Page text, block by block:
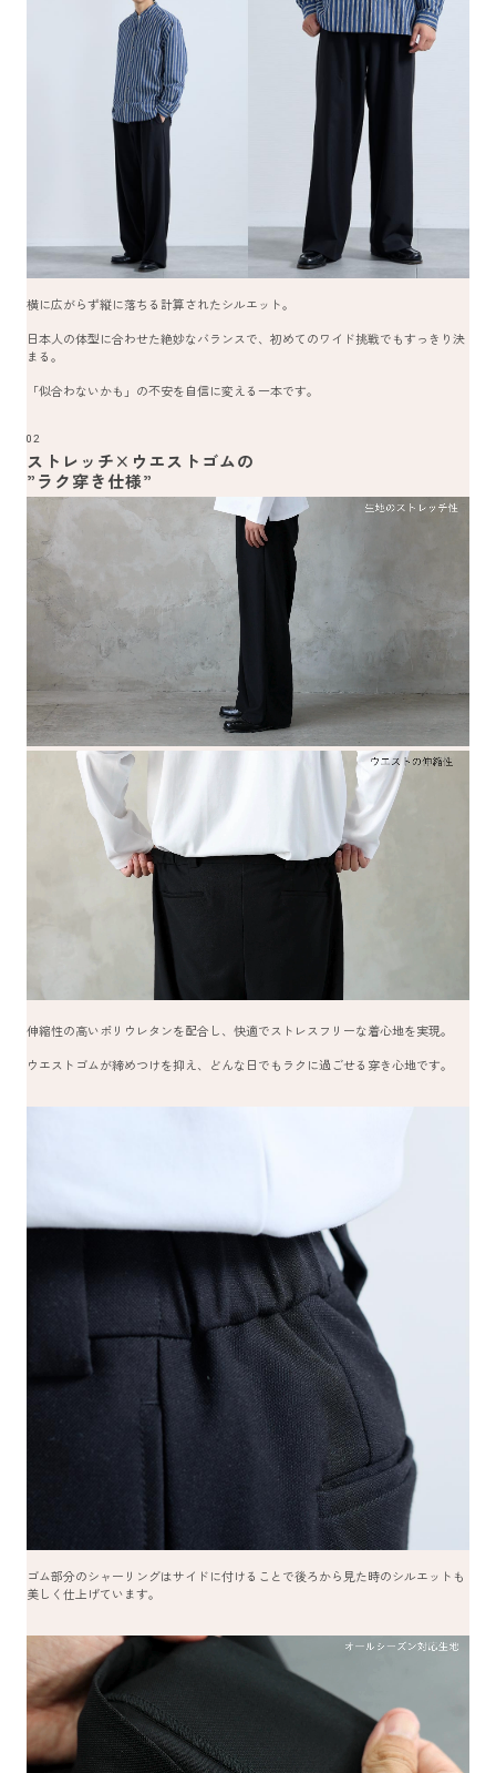
横に広がらず縦に落ちる計算されたシルエット。
日本人の体型に合わせた絶妙なバランスで、初めてのワイド挑戦でもすっきり決
まる。
「似合わないかも」の不安を自信に変える一本です。
02
ストレッチ×ウエストゴムの
”ラク穿き仕様”
伸縮性の高いポリウレタンを配合し、快適でストレスフリーな着心地を実現。
ウエストゴムが締めつけを抑え、どんな日でもラクに過ごせる穿き心地です。
ゴム部分のシャーリングはサイドに付けることで後ろから見た時のシルエットも
美しく仕上げています。